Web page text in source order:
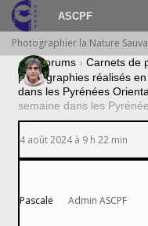
ASCPF
Photographier la Nature
› Forums › Carnets de
photographies réalisés
dans les Pyrénées
semaine dans les
4 août 2024 à 9 h 22 min
Pascale Admin ASCPF